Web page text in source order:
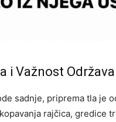
i Važnost
sadnje, priprema tla je
rajčica, gredice